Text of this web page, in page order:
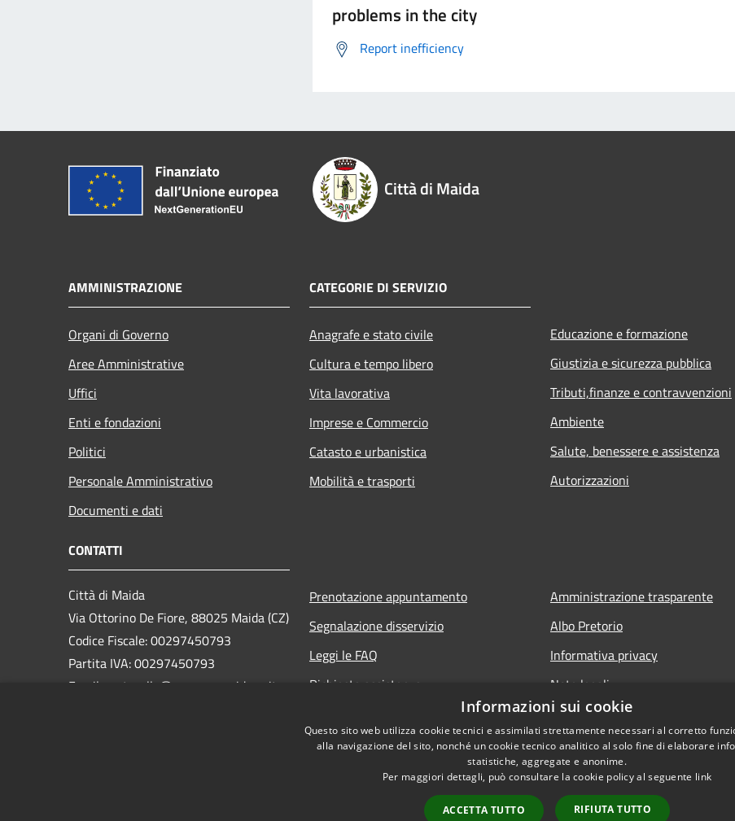
problems in the city
Report inefficiency
Città di Maida
AMMINISTRAZIONE
Organi di Governo
Aree Amministrative
Uffici
Enti e fondazioni
Politici
Personale Amministrativo
Documenti e dati
CATEGORIE DI SERVIZIO
Anagrafe e stato civile
Cultura e tempo libero
Vita lavorativa
Imprese e Commercio
Catasto e urbanistica
Mobilità e trasporti
Educazione e formazione
Giustizia e sicurezza pubblica
Tributi,finanze e contravvenzioni
Ambiente
Salute, benessere e assistenza
Autorizzazioni
CONTATTI
Città di Maida
Via Ottorino De Fiore, 88025 Maida (CZ)
Codice Fiscale: 00297450793
Partita IVA: 00297450793
Email: protocollo@comune.maida.cz.it
Prenotazione appuntamento
Segnalazione disservizio
Leggi le FAQ
Richiesta assistenza
Amministrazione trasparente
Albo Pretorio
Informativa privacy
Note legali
Dichiarazione di accessibilità
Informazioni sui cookie
Questo sito web utilizza cookie tecnici e assimilati strettamente necessari al corretto
alla navigazione del sito, nonché un cookie tecnico analitico al solo fine di elaborare
statistiche, aggregate e anonime.
Per maggiori dettagli, può consultare la cookie policy al seguente link
ACCETTA TUTTO RIFIUTA TUTTO